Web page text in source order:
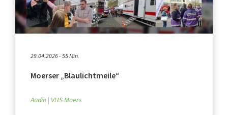
29.04.2026 - 55 Min.
Moerser „Blaulichtmeile“
Audio VHS Moers